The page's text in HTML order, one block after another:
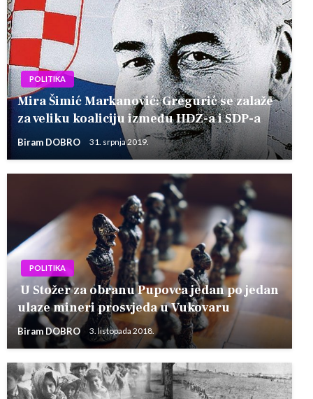
POLITIKA
Mira Šimić Markanović‎: Gregurić se zalaže
za veliku koaliciju između HDZ-a i SDP-a
Biram DOBRO 31. srpnja 2019.
POLITIKA
U Stožer za obranu Pupovca jedan po jedan
ulaze mineri prosvjeda u Vukovaru
Biram DOBRO 3. listopada 2018.